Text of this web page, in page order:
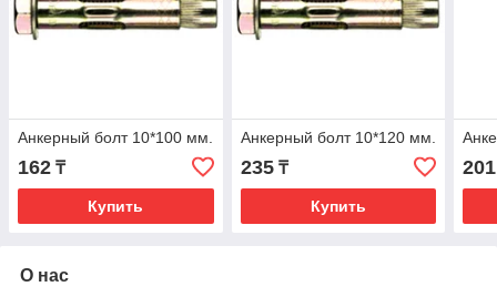
Анкерный болт 10*100 мм.
162 ₸
Купить
Анкерный болт 10*120 мм.
235₸
Купить
О нас